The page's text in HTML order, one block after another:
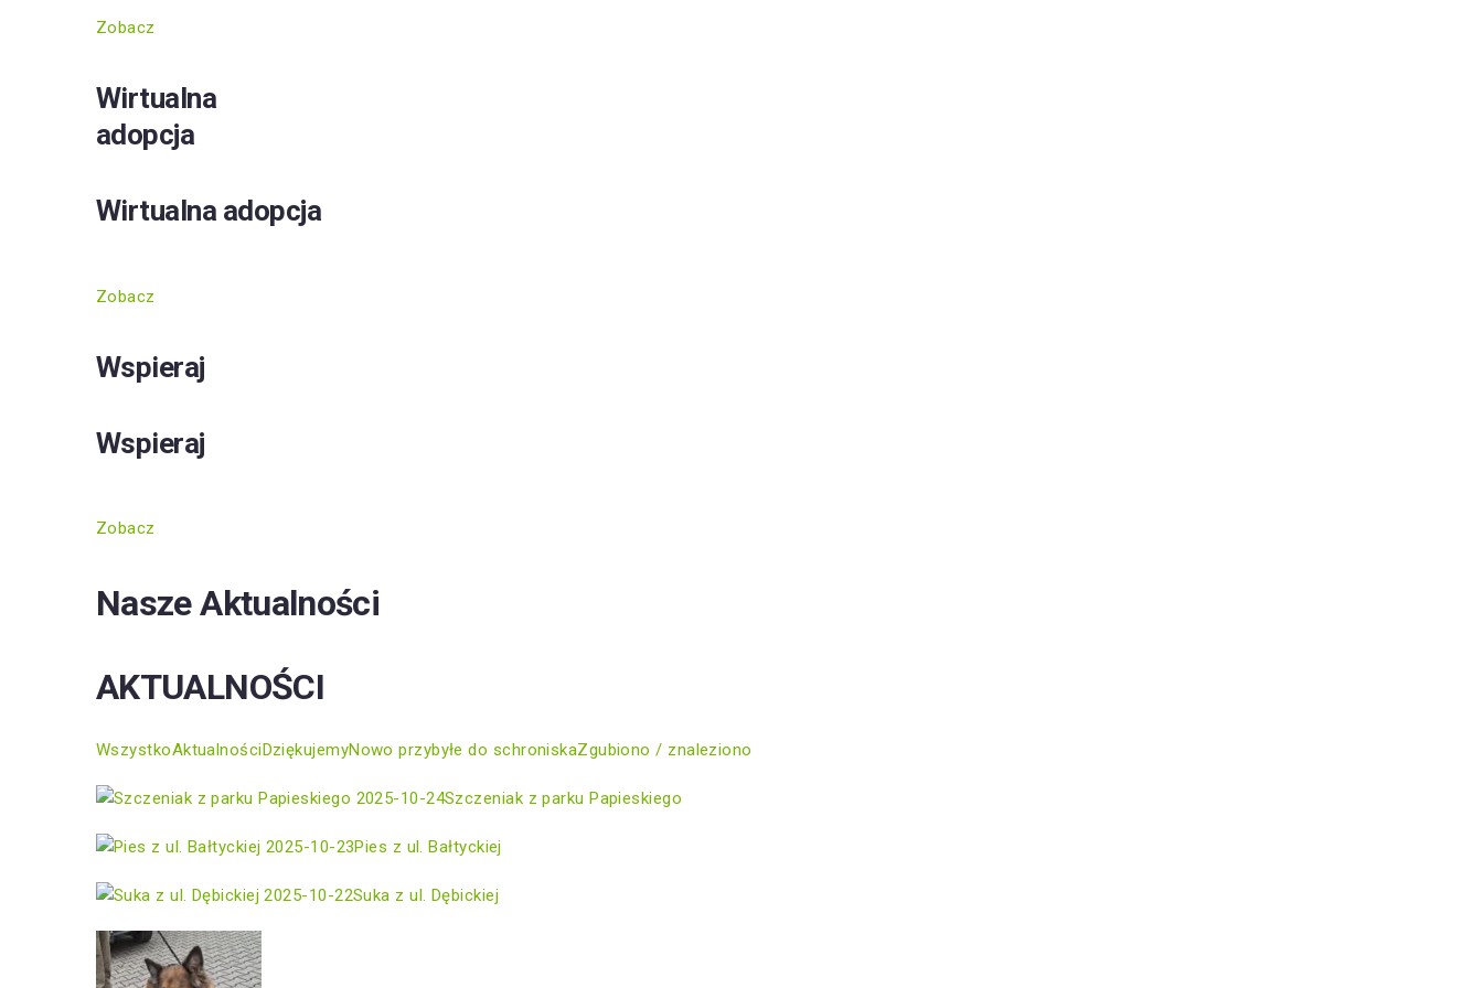
Zobacz
Wirtualna
adopcja
Wirtualna adopcja
Zobacz
Wspieraj
Wspieraj
Zobacz
Nasze Aktualności
AKTUALNOŚCI
WszystkoAktualnościDziękujemyNowo przybyłe do schroniskaZgubiono / znaleziono
2025-10-24Szczeniak z parku Papieskiego
2025-10-23Pies z ul. Bałtyckiej
2025-10-22Suka z ul. Dębickiej